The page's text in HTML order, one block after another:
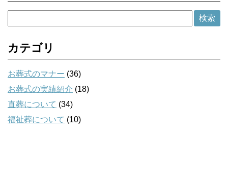
カテゴリ
お葬式のマナー (36)
お葬式の実績紹介 (18)
直葬について (34)
福祉葬について (10)